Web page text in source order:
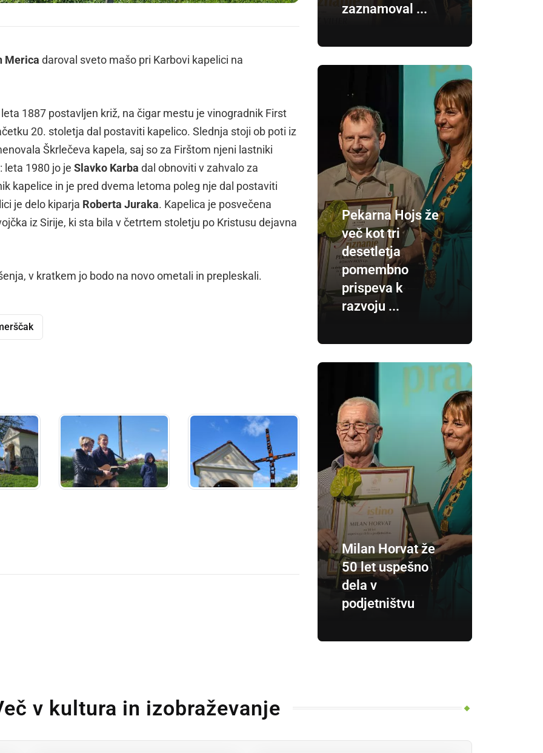
Merica daroval sveto mašo pri Karbovi kapelici na
1887 postavljen križ, na čigar mestu je vinogradnik First
20. stoletja dal postaviti kapelico. Slednja stoji ob poti iz
Škrlečeva kapela, saj so za Firštom njeni lastniki
leta 1980 jo je Slavko Karba dal obnoviti v zahvalo za
kapelice in je pred dvema letoma poleg nje dal postaviti
je delo kiparja Roberta Juraka. Kapelica je posvečena
iz Sirije, ki sta bila v četrtem stoletju po Kristusu dejavna
v kratkem jo bodo na novo ometali in prepleskali.
zaznamoval ...
Pekarna Hojs že
več kot tri
desetletja
pomembno
prispeva k
razvoju ...
Milan Horvat že
50 let uspešno
dela v
podjetništvu
v kultura in izobraževanje